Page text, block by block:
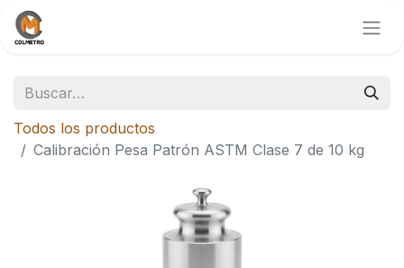
Todos los productos
Calibración Pesa Patrón ASTM Clase 7 de 10 kg